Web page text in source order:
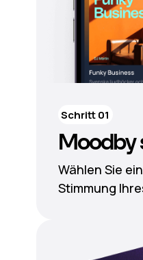
Moodby
Wählen Sie
Stimmung
Schritt 01